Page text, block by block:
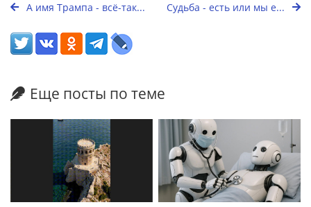
А имя Трампа - всё-так... Судьба - есть или мы е...
Еще посты по теме